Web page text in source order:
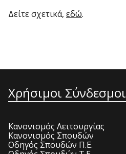
Δείτε σχετικά, εδώ.
Χρήσιμοι Σύνδεσμοι
Κανονισμός Λειτουργίας
Κανονισμός Σπουδών
Οδηγός Σπουδών Π.Ε.